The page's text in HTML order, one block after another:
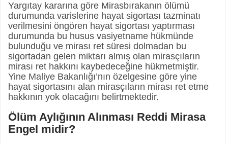
Yargıtay kararına göre Mirasbırakanın ölümü
durumunda varislerine hayat sigortası tazminatı
verilmesini öngören hayat sigortası yaptırması
durumunda bu husus vasiyetname hükmünde
bulunduğu ve mirası ret süresi dolmadan bu
sigortadan gelen miktarı almış olan mirasçıların
mirası ret hakkını kaybedeceğine hükmetmiştir.
Yine Maliye Bakanlığı’nın özelgesine göre yine
hayat sigortasını alan mirasçıların mirası ret etme
hakkının yok olacağını belirtmektedir.
Ölüm Aylığının Alınması Reddi Mirasa
Engel midir?